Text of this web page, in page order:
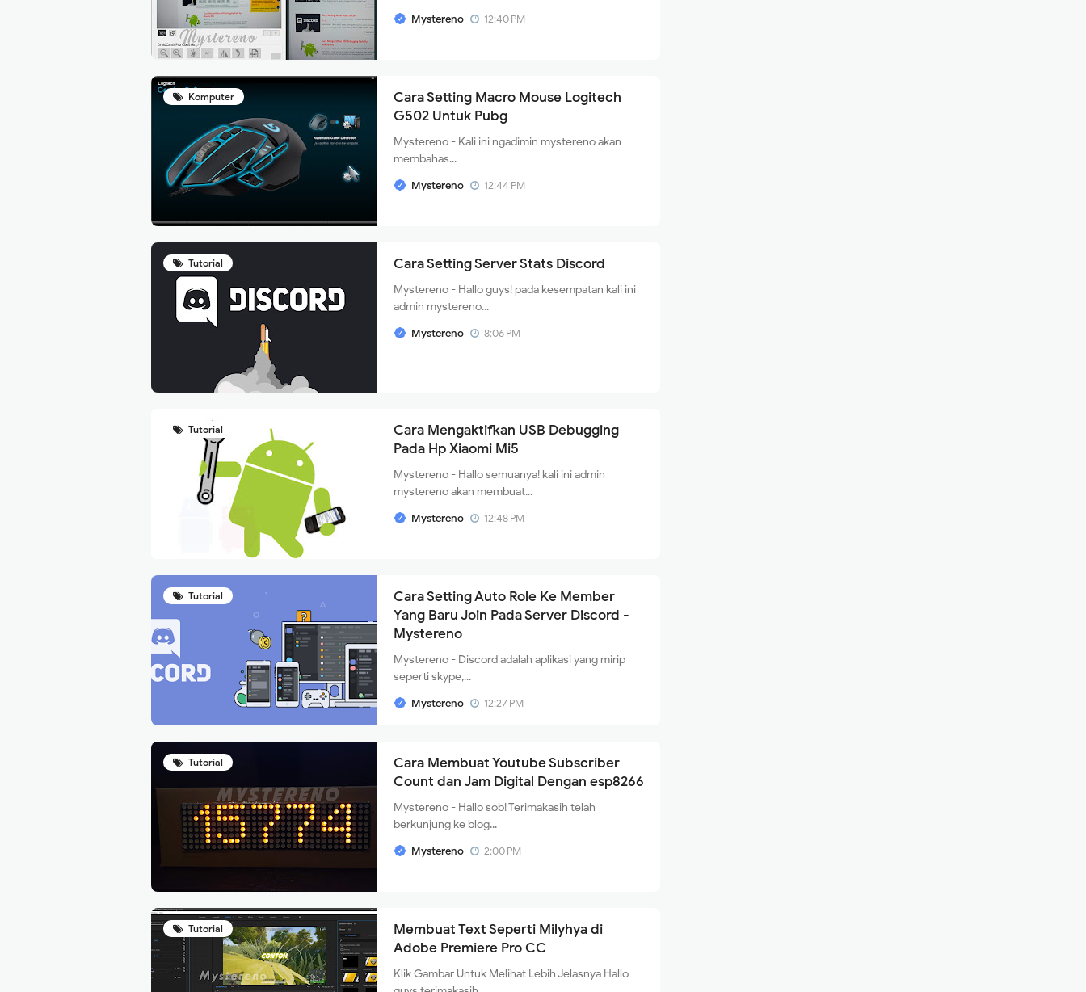
Mystereno
12:40 PM
Cara Setting Macro Mouse Logitech
G502 Untuk Pubg
Komputer
Mystereno - Kali ini ngadimin mystereno akan
membahas...
Mystereno
12:44 PM
Cara Setting Server Stats Discord
Tutorial
Mystereno - Hallo guys! pada kesempatan kali ini
admin mystereno...
Mystereno
8:06 PM
Cara Mengaktifkan USB Debugging
Pada Hp Xiaomi Mi5
Tutorial
Mystereno - Hallo semuanya! kali ini admin
mystereno akan membuat...
Mystereno
12:48 PM
Cara Setting Auto Role Ke Member
Yang Baru Join Pada Server Discord -
Mystereno
Tutorial
Mystereno - Discord adalah aplikasi yang mirip
seperti skype,...
Mystereno
12:27 PM
Cara Membuat Youtube Subscriber
Count dan Jam Digital Dengan esp8266
Tutorial
Mystereno - Hallo sob! Terimakasih telah
berkunjung ke blog...
Mystereno
2:00 PM
Membuat Text Seperti Milyhya di
Adobe Premiere Pro CC
Tutorial
Klik Gambar Untuk Melihat Lebih Jelasnya Hallo